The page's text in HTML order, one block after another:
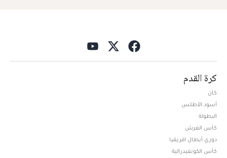
كرة القدم
كان
أسود الأطلس
البطولة
كأس العرش
دوري أبطال افريقيا
كأس الكونفيدرالية